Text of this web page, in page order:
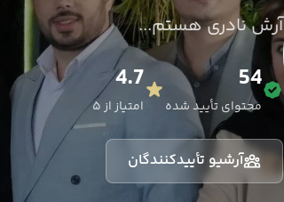
آرش نادری هستم...
54
محتوای تأیید شده
4.7
امتیاز از ۵
آرشیو تأییدکنندگان